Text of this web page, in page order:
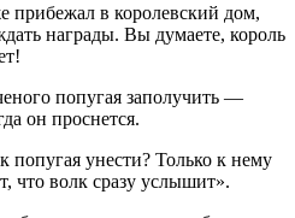
прибежал в королевский дом,
награды. Вы думаете, король
попугая заполучить —
он проснется.
унести? Только к нему
что волк сразу услышит».